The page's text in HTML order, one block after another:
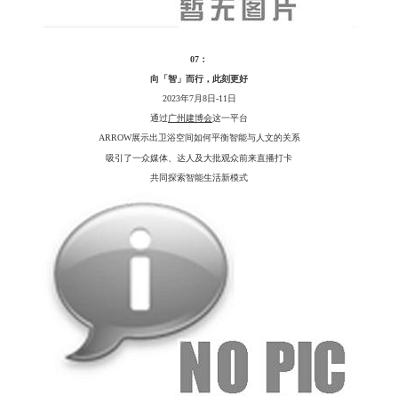
07：
向「智」而行，此刻更好
2023年7月8日-11日
通过广州建博会这一平台
ARROW展示出卫浴空间如何平衡智能与人文的关系
吸引了一众媒体、达人及大批观众前来直播打卡
共同探索智能生活新模式